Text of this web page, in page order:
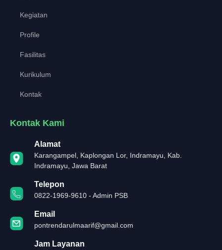
Kegiatan
Profile
Fasilitas
Kurikulum
Kontak
Kontak Kami
Alamat
Karangampel, Kaplongan Lor, Indramayu, Kab.
Indramayu, Jawa Barat
Telepon
0822-1969-9610 - Admin PSB
Email
pontrendarulmaarif@gmail.com
Jam Layanan